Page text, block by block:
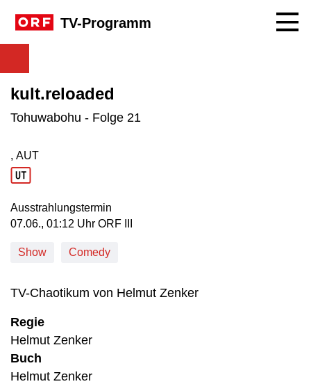
TV-Programm
kult.reloaded
Tohuwabohu - Folge 21
Produktionsland: AUT
, AUT
Ausstrahlungstermin
07. Juni, 01:12 Uhr in ORF III
07.06., 01:12 Uhr ORF III
Show Comedy
TV-Chaotikum von Helmut Zenker
Regie
Helmut Zenker
Buch
Helmut Zenker